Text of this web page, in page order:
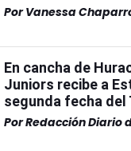
Por Vanessa
En cancha de
Juniors recibe a
segunda fecha del
PorRedacción Diario